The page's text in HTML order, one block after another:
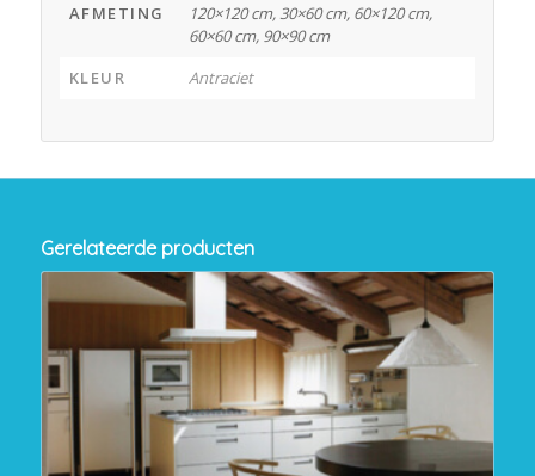
AFMETING
120×120 cm, 30×60 cm, 60×120 cm,
60×60 cm, 90×90 cm
KLEUR
Antraciet
Gerelateerde producten